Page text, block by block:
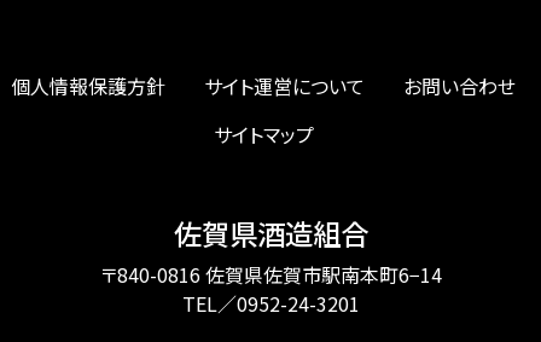
個人情報保護方針 サイト運営について
お問い合わせ
サイトマップ
佐賀県酒造組合
〒840-0816 佐賀県佐賀市駅南本町6−14
TEL／0952-24-3201